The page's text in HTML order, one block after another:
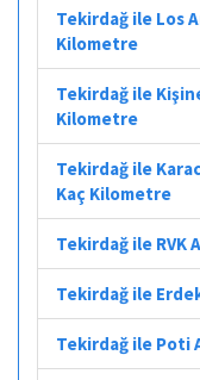
Tekirdağ ile Los
Kilometre
Tekirdağ ile
Kilometre
Tekirdağ ile
Kaç Kilometre
Tekirdağ ile RVK
Tekirdağ ile
Tekirdağ ile Poti